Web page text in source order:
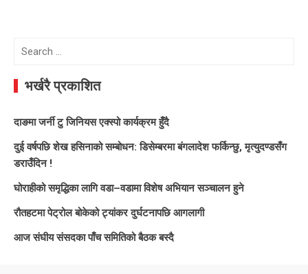
Search
भर्खरै प्रकाशित
दाङमा जर्नी टु जिनियस एक्स्पो कार्यक्रम हुँदै
दुई वर्षपछि शेख हसिनाको सम्बोधन: डिसेम्बरमा बंगलादेश फर्किन्छु, मृत्युदण्डसँग
डराउँदिन !
घोराहीको समृद्धिका लागि वडा–वडामा विशेष अभियान सञ्चालन हुने
रौतहटमा पेट्रोल बोकेको ट्यांकर दुर्घटनापछि आगलागी
आज संघीय संसदका पाँच समितिको बैठक बस्दै